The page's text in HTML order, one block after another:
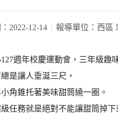
2022-12-14 報導單位： 西區
週年校慶運動會，三年級趣
是讓人垂涎三尺，
角錐托著美味甜筒繞一圈。
任務就是絕對不能讓甜筒掉下